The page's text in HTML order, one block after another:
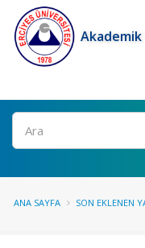
Ara
ANA SAYFA SON EKLENEN